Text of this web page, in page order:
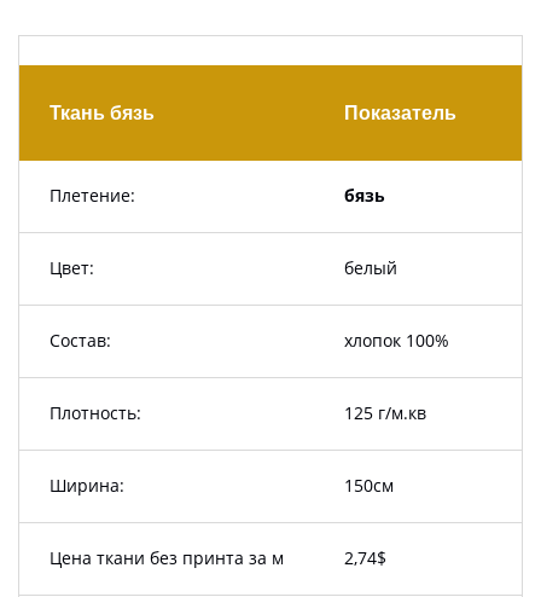
Ткань бязь Показатель
Плетение: бязь
Цвет: белый
Состав: хлопок 100%
Плотность: 125 г/м.кв
Ширина: 150см
Цена ткани без принта за м 2,74$